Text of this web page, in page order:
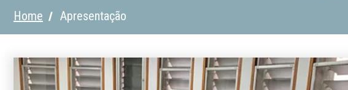
Home / Apresentação